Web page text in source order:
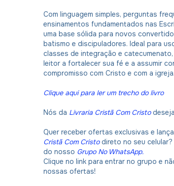
Com linguagem simples, perguntas
ensinamentos fundamentados nas
uma base sólida para novos
batismo e discipuladores. Ideal para
classes de integração e
leitor a fortalecer sua fé e a assumir
compromisso com Cristo e com a igreja.
Clique aqui para ler um trecho do livro
Nós da Livraria Cristã Com Cristo
Quer receber ofertas exclusivas e
Cristã Com Cristodireto no seu
do nosso Grupo No WhatsApp.
Clique no link para entrar no grupo e
nossas ofertas!